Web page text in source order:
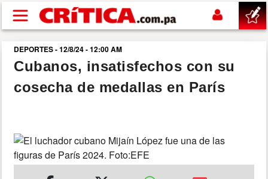
Pasar al contenido principal
buscar
SUCESOS
POLÍTICA
DEPORTES - 12/8/24 - 12:00 AM
Cubanos, insatisfechos con su
cosecha de medallas en París